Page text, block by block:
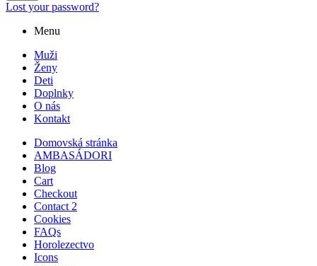
Lost your password?
Menu
Muži
Ženy
Deti
Doplnky
O nás
Kontakt
Domovská stránka
AMBASÁDORI
Blog
Cart
Checkout
Contact 2
Cookies
FAQs
Horolezectvo
Icons